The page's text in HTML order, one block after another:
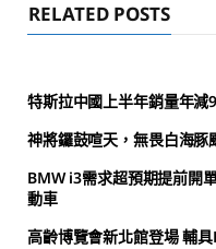
RELATED POSTS
特斯拉中國上半年銷量年
神將鑼鼓喧天，無畏白海
BMW i3需求超預期提前開
動車
高齡博覽會新北館登場 輔